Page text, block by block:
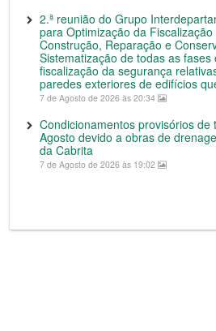
2.ª reunião do Grupo
para Optimização da
Construção, Reparação e
Sistematização de todas as
fiscalização da segurança
paredes exteriores de edifícios
7 de Agosto de 2026 às 20:34
Condicionamentos provisórios
Agosto devido a obras de
da Cabrita
7 de Agosto de 2026 às 19:02